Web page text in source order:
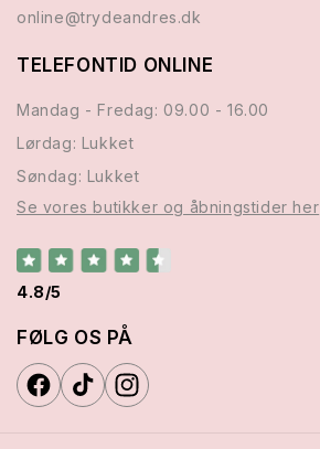
online@trydeandres.dk
TELEFONTID ONLINE
Mandag - Fredag: 09.00 - 16.00
Lørdag: Lukket
Søndag: Lukket
Se vores butikker og åbningstider her
4.8/5
FØLG OS PÅ